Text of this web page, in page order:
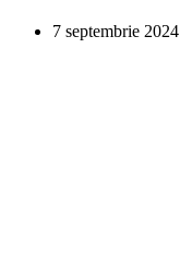
7 septembrie 2024